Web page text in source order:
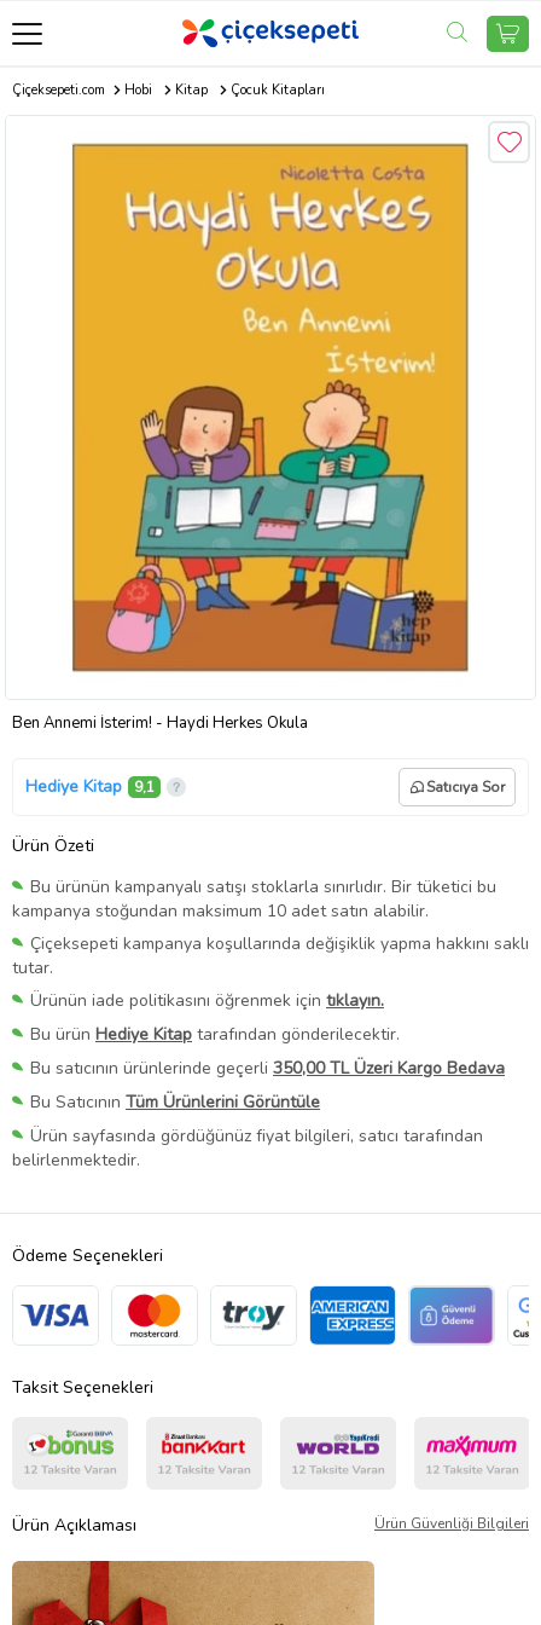
Çiçeksepeti.com Hobi Kitap Çocuk Kitapları
Ben Annemi İsterim! - Haydi Herkes Okula
Hediye Kitap 9,1 Satıcıya Sor
Ürün Özeti
Bu ürünün kampanyalı satışı stoklarla sınırlıdır. Bir tüketici bu
kampanya stoğundan maksimum 10 adet satın alabilir.
Çiçeksepeti kampanya koşullarında değişiklik yapma hakkını saklı
tutar.
Ürünün iade politikasını öğrenmek için tıklayın.
Bu ürün Hediye Kitap tarafından gönderilecektir.
Bu satıcının ürünlerinde geçerli 350,00 TL Üzeri Kargo Bedava
Bu Satıcının Tüm Ürünlerini Görüntüle
Ürün sayfasında gördüğünüz fiyat bilgileri, satıcı tarafından
belirlenmektedir.
Ödeme Seçenekleri
Taksit Seçenekleri
Ürün Açıklaması Ürün Güvenliği Bilgileri